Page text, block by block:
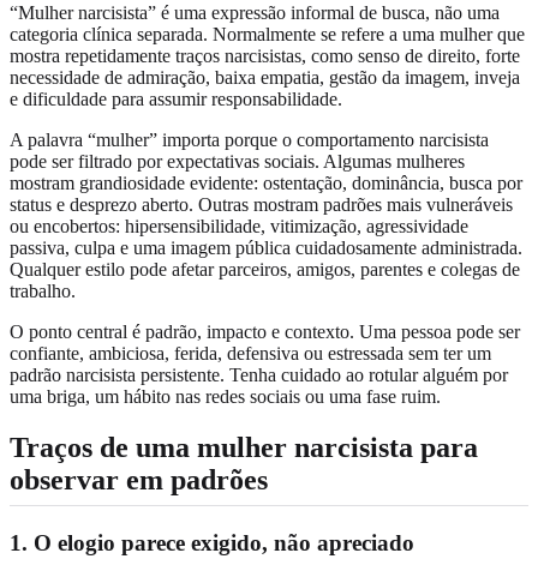
“Mulher narcisista” é uma expressão informal de busca, não uma
categoria clínica separada. Normalmente se refere a uma mulher que
mostra repetidamente traços narcisistas, como senso de direito, forte
necessidade de admiração, baixa empatia, gestão da imagem, inveja
e dificuldade para assumir responsabilidade.
A palavra “mulher” importa porque o comportamento narcisista
pode ser filtrado por expectativas sociais. Algumas mulheres
mostram grandiosidade evidente: ostentação, dominância, busca por
status e desprezo aberto. Outras mostram padrões mais vulneráveis
ou encobertos: hipersensibilidade, vitimização, agressividade
passiva, culpa e uma imagem pública cuidadosamente administrada.
Qualquer estilo pode afetar parceiros, amigos, parentes e colegas de
trabalho.
O ponto central é padrão, impacto e contexto. Uma pessoa pode ser
confiante, ambiciosa, ferida, defensiva ou estressada sem ter um
padrão narcisista persistente. Tenha cuidado ao rotular alguém por
uma briga, um hábito nas redes sociais ou uma fase ruim.
Traços de uma mulher narcisista para
observar em padrões
1. O elogio parece exigido, não apreciado